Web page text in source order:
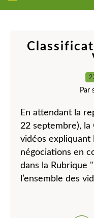
Par
En attendant la
22 septembre), la
vidéos expliquant
négociations en
dans la Rubrique
l’ensemble des